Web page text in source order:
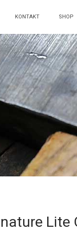
KONTAKT SHOP
Lite